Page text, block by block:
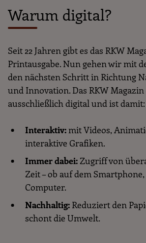
Warum digital?
Seit 22 Jahren gibt es das RKW
Printausgabe. Nun gehen wir mit
den nächsten Schritt in Richtung
und Innovation. Das RKW
ausschließlich digital und ist damit:
Interaktiv:mit Videos,
interaktive Grafiken.
Immer dabei: Zugriff von
Zeit – ob auf dem
Computer.
Nachhaltig: Reduziert den
schont die Umwelt.